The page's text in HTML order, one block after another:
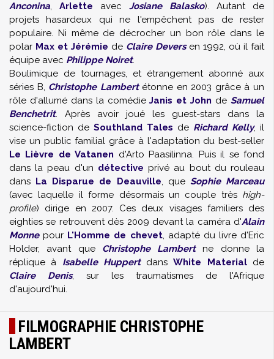
Anconina, Arlette avec Josiane Balasko). Autant de
projets hasardeux qui ne l'empêchent pas de rester
populaire. Ni même de décrocher un bon rôle dans le
polar Max et Jérémie de Claire Deversen 1992, où il fait
équipe avec Philippe Noiret.
Boulimique de tournages, et étrangement abonné aux
séries B, Christophe Lambertétonne en 2003 grâce à un
rôle d'allumé dans la comédieJanis et John deSamuel
Benchetrit. Après avoir joué les guest-stars dans la
science-fiction de Southland Tales de Richard Kelly, il
vise un public familial grâce à l'adaptation du best-seller
Le Lièvre de Vatanen d'Arto Paasilinna. Puis il se fond
dans la peau d'un détective privé au bout du rouleau
dans La Disparue de Deauville, que Sophie Marceau
(avec laquelle il forme désormais un couple très high-
profile) dirige en 2007. Ces deux visages familiers des
eighties se retrouvent dès 2009 devant la caméra d'Alain
Monnepour L'Homme de chevet, adapté du livre d'Eric
Holder, avant que Christophe Lambertne donne la
réplique à Isabelle HuppertdansWhite Materialde
Claire Denis, sur les traumatismes de l'Afrique
d'aujourd'hui.
FILMOGRAPHIE CHRISTOPHE
LAMBERT